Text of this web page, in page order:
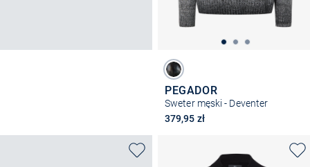
PEGADOR
Sweter męski - Deventer
379,95 zł